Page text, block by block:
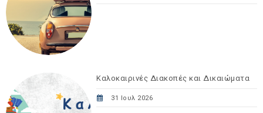
Καλοκαιρινές Διακοπές και Δικαιώματα
31 Ιουλ 2026